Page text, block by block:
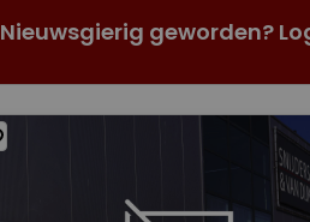
Nieuwsgierig geworden?